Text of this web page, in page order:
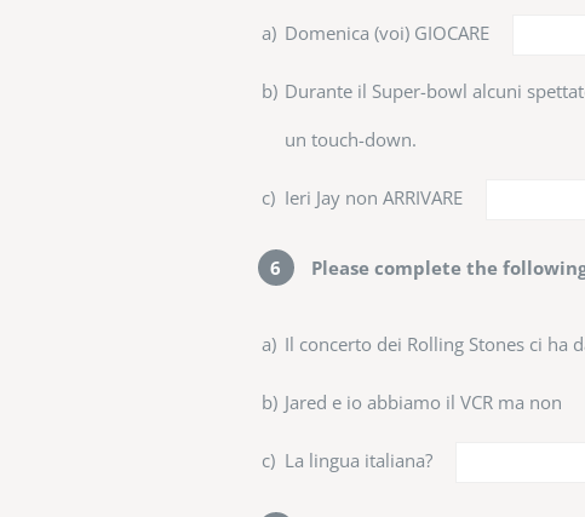
a) Domenica (voi) GIOCARE
b) Durante il Super-bowl alcuni
un touch-down.
c) Ieri Jay non ARRIVARE
6 Please complete the
a) Il concerto dei Rolling Stones ci ha
b) Jared e io abbiamo il VCR ma non
c) La lingua italiana?